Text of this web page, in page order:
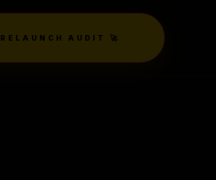
RELAUNCH AUDIT 🚀